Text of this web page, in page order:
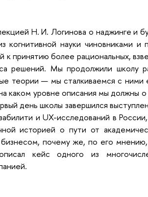
Н. И. Логинова о наджинге и
когнитивной науки чиновниками и
к принятию более рациональных,
решений. Мы продолжили школу
теории — мы сталкиваемся с
каком уровне описания мы должны
день школы завершился
и UX-исследований в
историей о пути от
почему же, по его
кейс одного из